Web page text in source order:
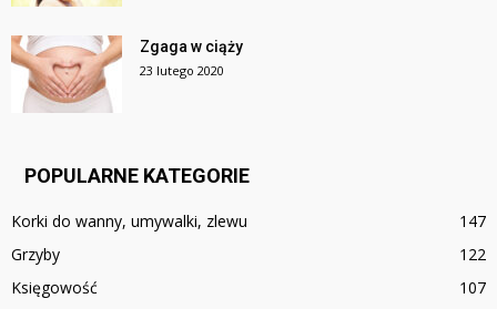
Zgaga w ciąży
23 lutego 2020
POPULARNE KATEGORIE
Korki do wanny, umywalki, zlewu
147
Grzyby
122
Księgowość
107